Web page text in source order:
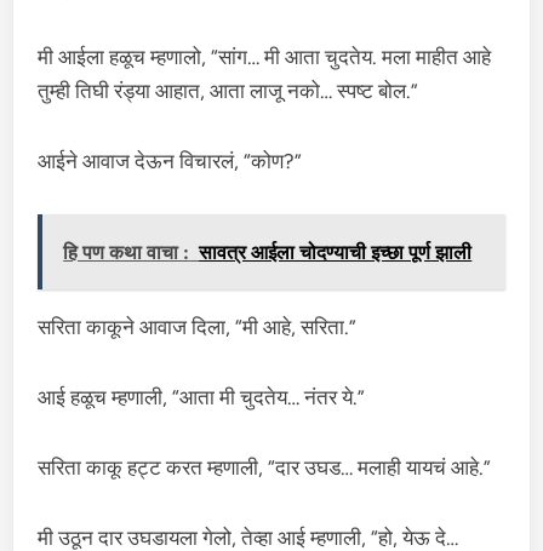
मी आईला हळूच म्हणालो, “सांग… मी आता चुदतेय. मला माहीत आहे
तुम्ही तिघी रंड्या आहात, आता लाजू नको… स्पष्ट बोल.”
आईने आवाज देऊन विचारलं, “कोण?”
हि पण कथा वाचा : सावत्र आईला चोदण्याची इच्छा पूर्ण झाली
सरिता काकूने आवाज दिला, “मी आहे, सरिता.”
आई हळूच म्हणाली, “आता मी चुदतेय… नंतर ये.”
सरिता काकू हट्ट करत म्हणाली, “दार उघड… मलाही यायचं आहे.”
मी उठून दार उघडायला गेलो, तेव्हा आई म्हणाली, “हो, येऊ दे…